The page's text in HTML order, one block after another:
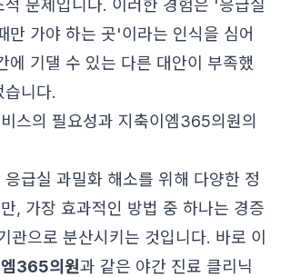
적 문제입니다. 이러한 경험은 '응급실
만 가야 하는 곳'이라는 인식을 심어
에 기댈 수 있는 다른 대안이 부족했
습니다.
스의 필요성과 지축이엠365의원의
급실 과밀화 해소를 위해 다양한 정
, 가장 효과적인 방법 중 하나는 경증
관으로 분산시키는 것입니다. 바로 이
365의원과 같은 야간 진료 클리닉